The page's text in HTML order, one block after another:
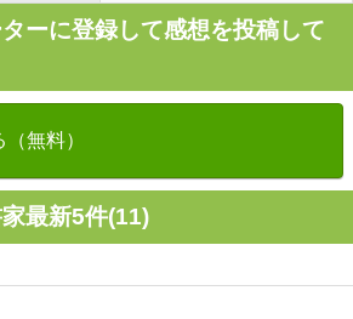
ーに登録して感想を投稿して
無料）
最新5件(11)